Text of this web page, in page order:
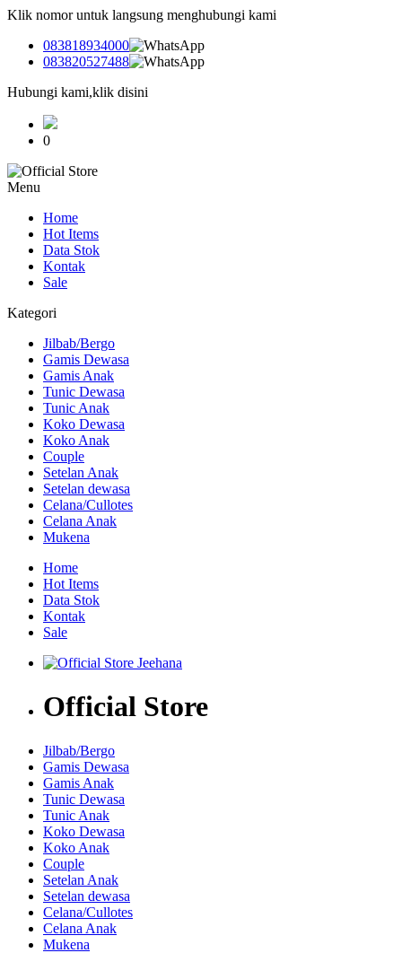
Klik nomor untuk langsung menghubungi kami
083818934000
083820527488
Hubungi kami,klik disini
0
Menu
Home
Hot Items
Data Stok
Kontak
Sale
Kategori
Jilbab/Bergo
Gamis Dewasa
Gamis Anak
Tunic Dewasa
Tunic Anak
Koko Dewasa
Koko Anak
Couple
Setelan Anak
Setelan dewasa
Celana/Cullotes
Celana Anak
Mukena
Home
Hot Items
Data Stok
Kontak
Sale
Official Store
Jilbab/Bergo
Gamis Dewasa
Gamis Anak
Tunic Dewasa
Tunic Anak
Koko Dewasa
Koko Anak
Couple
Setelan Anak
Setelan dewasa
Celana/Cullotes
Celana Anak
Mukena